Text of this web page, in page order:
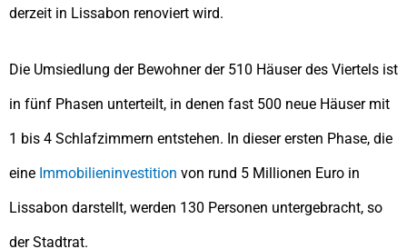
derzeit in Lissabon renoviert wird.
Die Umsiedlung der Bewohner der 510 Häuser des Viertels ist
in fünf Phasen unterteilt, in denen fast 500 neue Häuser mit
1 bis 4 Schlafzimmern entstehen. In dieser ersten Phase, die
eine Immobilieninvestition von rund 5 Millionen Euro in
Lissabon darstellt, werden 130 Personen untergebracht, so
der Stadtrat.